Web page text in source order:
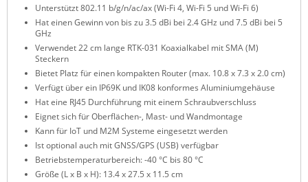
Yuasa
ZPE Systems
News zu unseren Herstellern
Unterstützt 802.11 b/g/n/ac/ax (Wi-Fi 4, Wi-Fi 5 und Wi-Fi 6)
Hat einen Gewinn von bis zu 3.5 dBi bei 2.4 GHz und 7.5 dBi bei 5
GHz
Verwendet 22 cm lange RTK-031 Koaxialkabel mit SMA (M)
Steckern
Bietet Platz für einen kompakten Router (max. 10.8 x 7.3 x 2.0 cm)
Verfügt über ein IP69K und IK08 konformes Aluminiumgehäuse
Hat eine RJ45 Durchführung mit einem Schraubverschluss
Eignet sich für Oberflächen-, Mast- und Wandmontage
Kann für IoT und M2M Systeme eingesetzt werden
Ist optional auch mit GNSS/GPS (USB) verfügbar
Betriebstemperaturbereich: -40 °C bis 80 °C
Größe (L x B x H): 13.4 x 27.5 x 11.5 cm